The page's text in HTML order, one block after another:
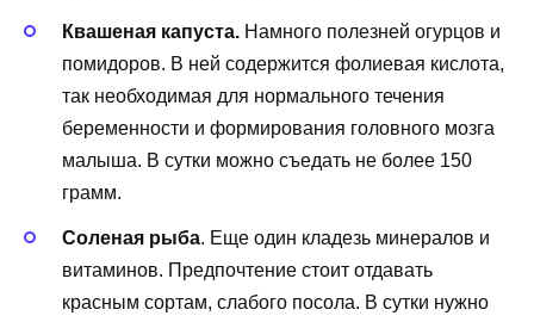
Квашеная капуста. Намного полезней огурцов и
помидоров. В ней содержится фолиевая кислота,
так необходимая для нормального течения
беременности и формирования головного мозга
малыша. В сутки можно съедать не более 150
грамм.
Соленая рыба. Еще один кладезь минералов и
витаминов. Предпочтение стоит отдавать
красным сортам, слабого посола. В сутки нужно